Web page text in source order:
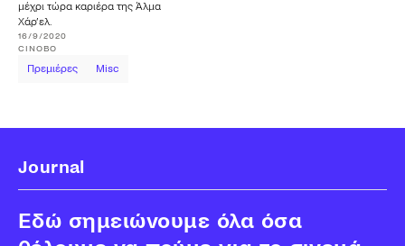
μέχρι τώρα καριέρα της Άλμα
Χάρ’ελ.
16/9/2020
CINOBO
Πρεμιέρες Misc
Journal
Εδώ σημειώνουμε όλα όσα